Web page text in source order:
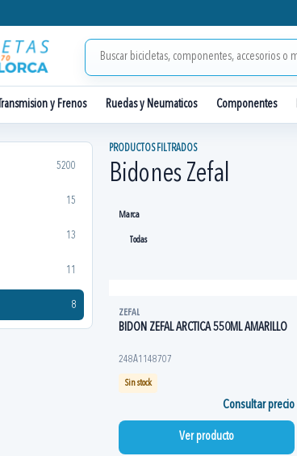
Transmision y Frenos Ruedas y Neumaticos Componentes
5200
15
13
11
8
PRODUCTOS FILTRADOS
Bidones Zefal
Marca
ZEFAL
BIDON ZEFAL ARCTICA 550ML AMARILLO
248A1148707
Sin stock
Consultar precio
Ver producto